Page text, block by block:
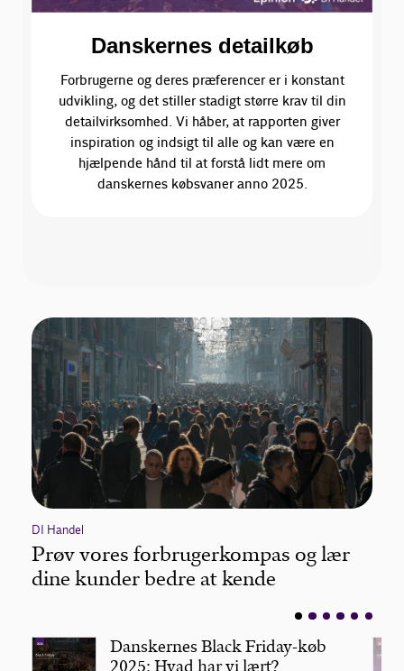
Danskernes detailkøb
Forbrugerne og deres præferencer er i konstant
udvikling, og det stiller stadigt større krav til din
detailvirksomhed. Vi håber, at rapporten giver
inspiration og indsigt til alle og kan være en
hjælpende hånd til at forstå lidt mere om
danskernes købsvaner anno 2025.
DI Handel
Prøv vores forbrugerkompas og lær
dine kunder bedre at kende
Danskernes Black Friday-køb
2025: Hvad har vi lært?